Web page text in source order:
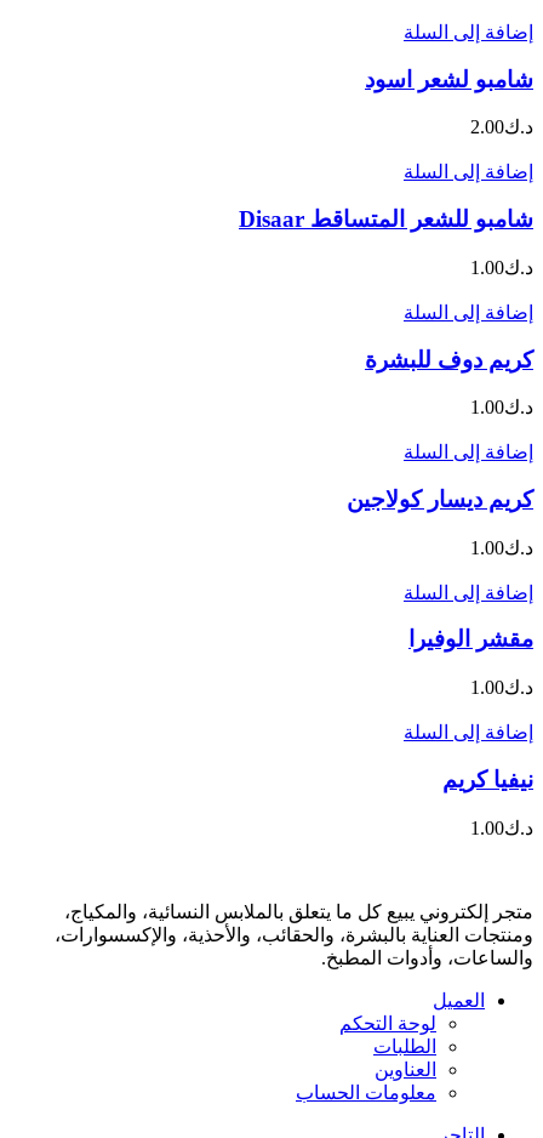
إضافة إلى السلة
شامبو لشعر اسود
د.ك2.00
إضافة إلى السلة
شامبو للشعر المتساقط Disaar
د.ك1.00
إضافة إلى السلة
كريم دوف للبشرة
د.ك1.00
إضافة إلى السلة
كريم ديسار كولاجين
د.ك1.00
إضافة إلى السلة
مقشر الوفيرا
د.ك1.00
إضافة إلى السلة
نيفيا كريم
د.ك1.00
متجر إلكتروني يبيع كل ما يتعلق بالملابس النسائية، والمكياج،
ومنتجات العناية بالبشرة، والحقائب، والأحذية، والإكسسوارات،
والساعات، وأدوات المطبخ.
العميل
لوحة التحكم
الطلبات
العناوين
معلومات الحساب